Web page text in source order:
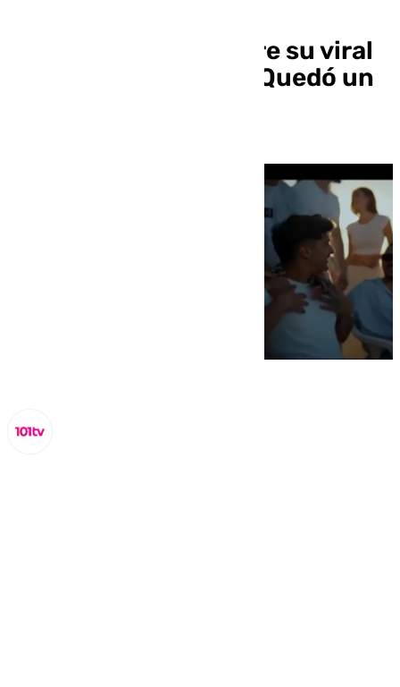
Julio Benavente sobre su viral
de ‘Málaga la bella’: «Quedó un